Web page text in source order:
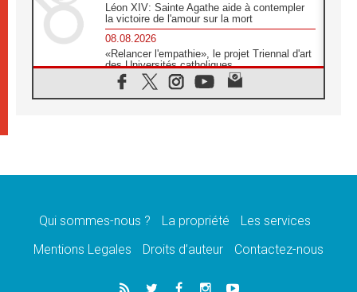
Léon XIV: Sainte Agathe aide à contempler
la victoire de l'amour sur la mort
08.08.2026
«Relancer l'empathie», le projet Triennal d'art
des Universités catholiques
08.08.2026
Signis 2026, donner la parole aux religieuses
07.08.2026
07.08.2026
de l'Assomption et mémoire nationale
«La paix commence par l'empathie» estime
Qui sommes-nous ? La propriété
Les services
Mentions Legales
Droits d’auteur Contactez-nous